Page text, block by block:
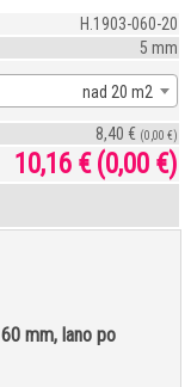
H.1903-060-20
5 mm
nad 20 m2
8,40 € (0,00 €)
10,16 €(0,00 €)
mm, lano po